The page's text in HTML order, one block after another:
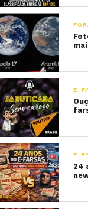
E-
E-
24